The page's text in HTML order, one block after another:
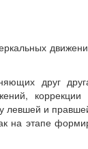
друг
коррекции
левшей и
на этапе